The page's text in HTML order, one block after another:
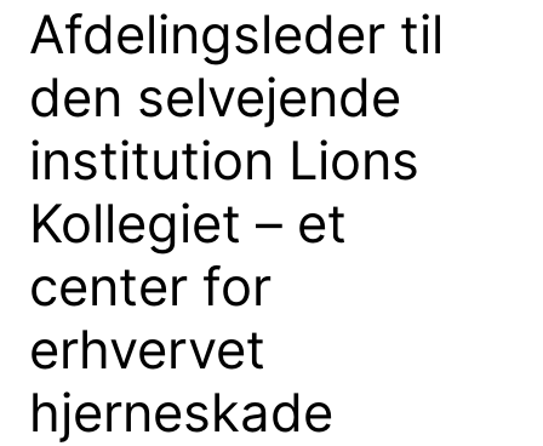
Afdelingsleder til
den selvejende
institution Lions
Kollegiet – et
center for
erhvervet
hjerneskade